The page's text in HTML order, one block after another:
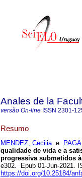
Anales de la
versão On-line ISSN 2301-
Resumo
MENDEZ, Ceciliae
qualidade de vida e a
progressiva submetidos
e302. Epub 01-Jun-2021.
https://doi.org/10.25184/